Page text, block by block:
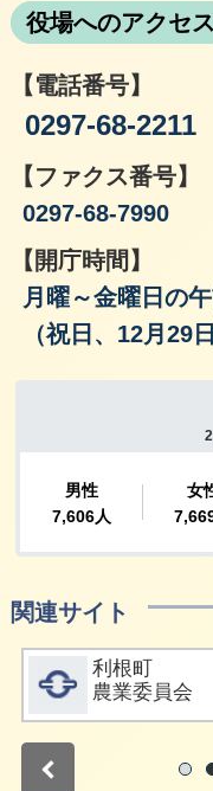
役場へのアクセス
【電話番号】
0297-68-2211
【ファクス番号】
0297-68-7990
【開庁時間】
月曜～金曜日の
（祝日、12月29
関連サイト
詳細をみ
利根町
農業委員会